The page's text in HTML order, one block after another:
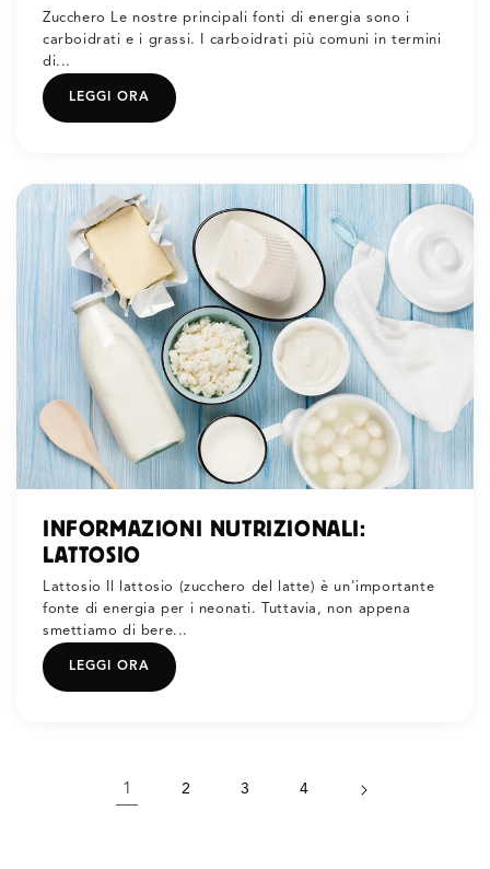
Zucchero Le nostre principali fonti di energia sono i
carboidrati e i grassi. I carboidrati più comuni in termini
di...
LEGGI ORA
INFORMAZIONI NUTRIZIONALI:
LATTOSIO
Lattosio Il lattosio (zucchero del latte) è un'importante
fonte di energia per i neonati. Tuttavia, non appena
smettiamo di bere...
LEGGI ORA
1 2 3 4